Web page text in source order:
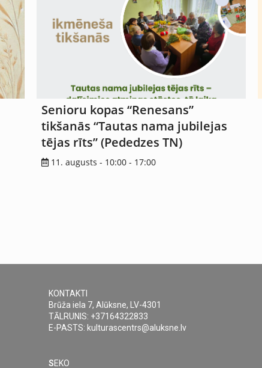
Senioru kopas “Renesans”
tikšanās “Tautas nama jubilejas
tējas rīts” (Pededzes TN)
11. augusts - 10:00- 17:00
KONTAKTI
Brūža iela 7, Alūksne, LV-4301
TĀLRUNIS: +37164322833
E-PASTS: kulturascentrs@aluksne.lv
SEKO